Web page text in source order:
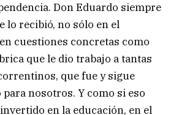
Don Eduardo siempre
lo recibió, no sólo en el
cuestiones concretas como
que le dio trabajo a tantas
que fue y sigue
nosotros. Y como si eso
en la educación, en el